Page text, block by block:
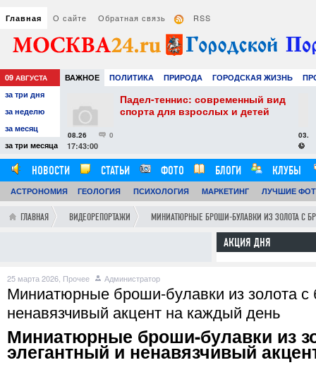
Главная О сайте Обратная связь RSS
09 АВГУСТА ВАЖНОЕ ПОЛИТИКА ПРИРОДА ГОРОДСКАЯ ЖИЗНЬ
ТЕХНОЛОГИИ АВТО
за три дня
за неделю
за месяц
за три месяца
теннис: современный вид
для взрослых и детей
Как выбрать
воздуха:
НОВОСТИ СТАТЬИ ФОТО БЛОГИ
КЛУБЫ
ОБЗОРЫ
ВИДЕОРЕПОРТАЖИ
АСТРОНОМИЯ ГЕОЛОГИЯ ПСИХОЛОГИЯ МАРКЕТИНГ ЛУЧШИЕ
ГЛАВНАЯ ВИДЕОРЕПОРТАЖИ МИНИАТЮРНЫЕ БРОШИ-БУЛАВКИ ИЗ ЗОЛОТА С
АКЦИЯ ДНЯ
25 марта 2026, Прочее Администратор
Миниатюрные броши-булавки из золота с
ненавязчивый акцент на каждый день
Миниатюрные броши-булавки из
элегантный и ненавязчивый